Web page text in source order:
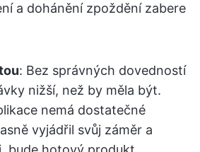
a dohánění zpoždění zabere
: Bez správných dovedností
nižší, než by měla být.
nemá dostatečné
vyjádřil svůj záměr a